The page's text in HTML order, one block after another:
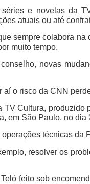
e novelas da TV
atuais ou até
colabora na
muito tempo.
novas
o risco da CNN
Cultura, produzido
em São Paulo, no dia
técnicas da
resolver os
feito sob